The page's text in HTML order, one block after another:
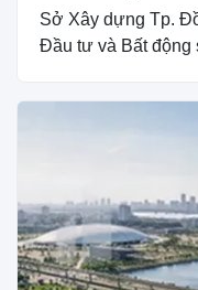
Sở Xây dựng Tp.
Đầu tư và Bất động